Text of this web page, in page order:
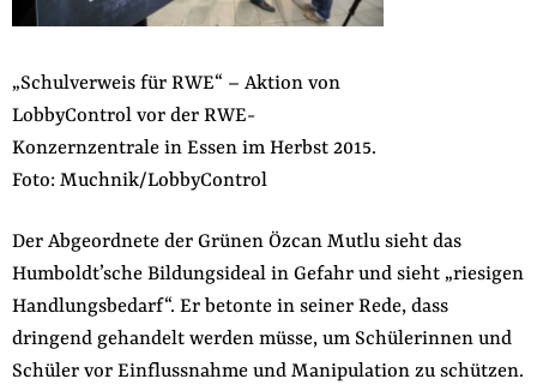
„Schulverweis für RWE“ – Aktion von
LobbyControl vor der RWE-
Konzernzentrale in Essen im Herbst 2015.
Foto: Muchnik/LobbyControl
Der Abgeordnete der Grünen Özcan Mutlu sieht das
Humboldt’sche Bildungsideal in Gefahr und sieht „riesigen
Handlungsbedarf“. Er betonte in seiner Rede, dass
dringend gehandelt werden müsse, um Schülerinnen und
Schüler vor Einflussnahme und Manipulation zu schützen.